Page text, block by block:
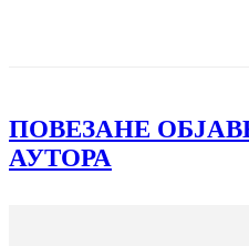
ПОВЕЗАНЕ
АУТОРА